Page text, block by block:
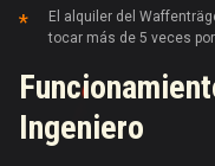
El alquiler del
tocar más de 5 veces
Ingeniero